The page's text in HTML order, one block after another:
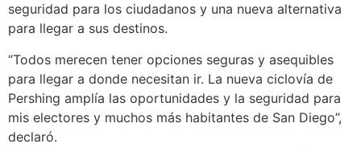
seguridad para los ciudadanos y una nueva alternativa
para llegar a sus destinos.
“Todos merecen tener opciones seguras y asequibles
para llegar a donde necesitan ir. La nueva ciclovía de
Pershing amplía las oportunidades y la seguridad para
mis electores y muchos más habitantes de San Diego”,
declaró.